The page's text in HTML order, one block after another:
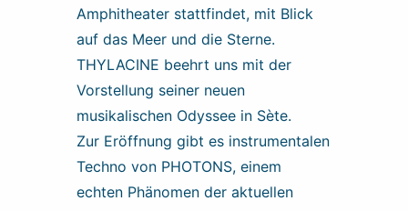
Amphitheater stattfindet, mit Blick
auf das Meer und die Sterne.
THYLACINE beehrt uns mit der
Vorstellung seiner neuen
musikalischen Odyssee in Sète.
Zur Eröffnung gibt es instrumentalen
Techno von PHOTONS, einem
echten Phänomen der aktuellen